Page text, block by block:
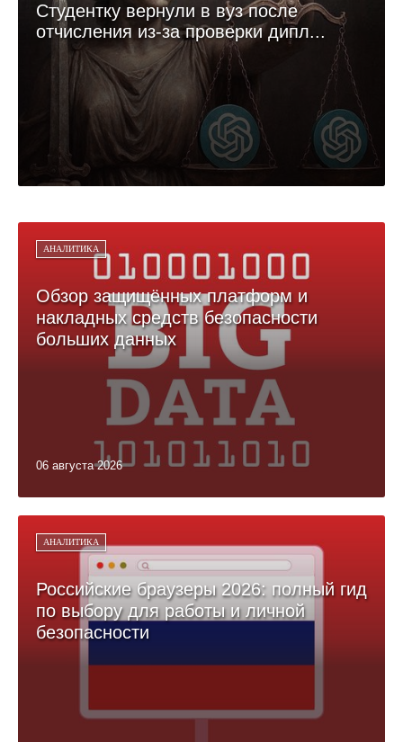
Студентку вернули в вуз после
отчисления из-за проверки дипл...
АНАЛИТИКА
Обзор защищённых платформ и
накладных средств безопасности
больших данных
06 августа 2026
АНАЛИТИКА
Российские браузеры 2026: полный гид
по выбору для работы и личной
безопасности